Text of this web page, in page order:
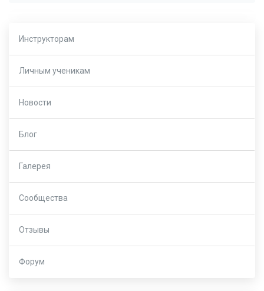
Инструкторам
Личным ученикам
Новости
Блог
Галерея
Сообщества
Отзывы
Форум